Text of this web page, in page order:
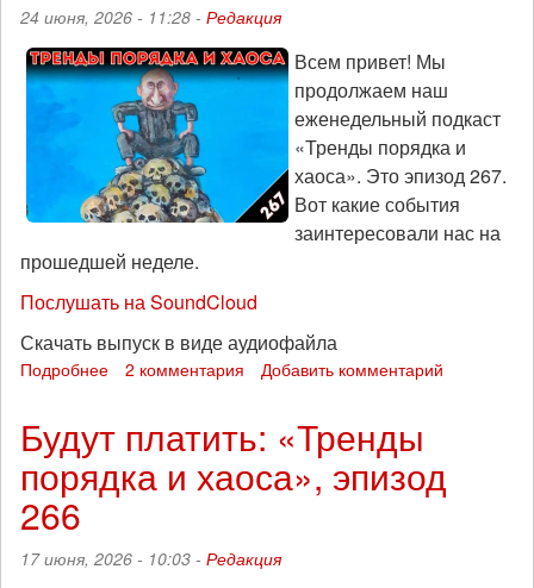
24 июня, 2026 - 11:28 - Редакция
Всем привет! Мы
продолжаем наш
еженедельный подкаст
«Тренды порядка и
хаоса». Это эпизод 267.
Вот какие события
заинтересовали нас на
прошедшей неделе.
Послушать на SoundCloud
Скачать выпуск в виде аудиофайла
Подробнее
«Тренды
и
267
2 комментария Добавить комментарий
Будут платить: «Тренды
порядка и хаоса», эпизод
266
17 июня, 2026 - 10:03 - Редакция